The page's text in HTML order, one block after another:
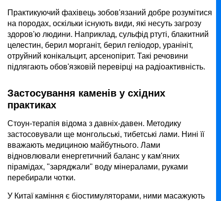
Практикуючий фахівець зобов'язаний добре розумітися
на породах, оскільки існують види, які несуть загрозу
здоров'ю людини. Наприклад, сульфід ртуті, блакитний
целестин, берил морганіт, берил геліодор, уранініт,
отруйний конікальцит, арсенопірит. Такі речовини
підлягають обов'язковій перевірці на радіоактивність.
Застосування каменів у східних
практиках
Стоун-терапія відома з давніх-давен. Методику
застосовували ще монгольські, тибетські лами. Нині її
вважають медициною майбутнього. Лами
відновлювали енергетичний баланс у кам'яних
пірамідах, "заряджали" воду мінералами, руками
перебирали чотки.
У Китаї каміння є біостимуляторами, ними масажують